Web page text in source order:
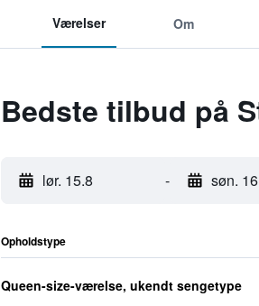
Værelser Om
Bedste tilbud på
lør. 15.8 - søn.
Opholdstype
Queen-size-værelse, ukendt sengetype